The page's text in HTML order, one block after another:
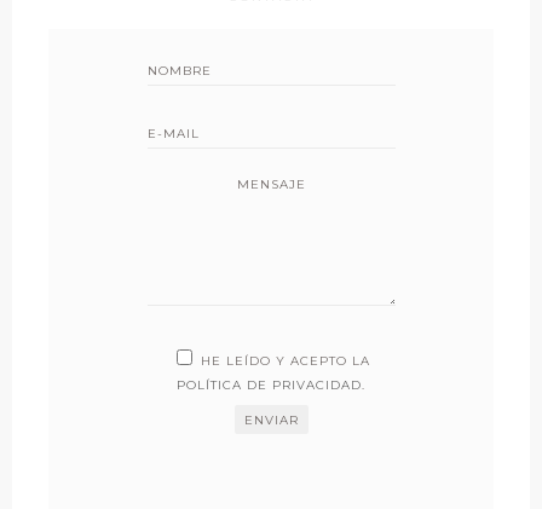
MENSAJE
HE LEÍDO Y ACEPTO LA
POLÍTICA DE PRIVACIDAD.